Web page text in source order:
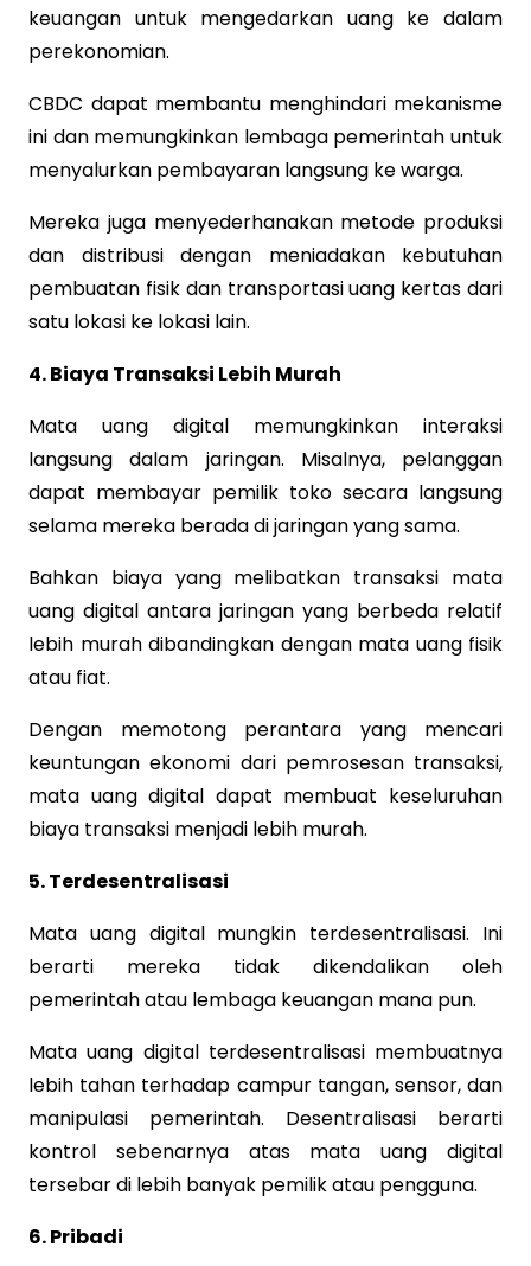
keuangan untuk mengedarkan uang ke dalam
perekonomian.
CBDC dapat membantu menghindari mekanisme
ini dan memungkinkan lembaga pemerintah untuk
menyalurkan pembayaran langsung ke warga.
Mereka juga menyederhanakan metode produksi
dan distribusi dengan meniadakan kebutuhan
pembuatan fisik dan transportasi uang kertas dari
satu lokasi ke lokasi lain.
4. Biaya Transaksi Lebih Murah
Mata uang digital memungkinkan interaksi
langsung dalam jaringan. Misalnya, pelanggan
dapat membayar pemilik toko secara langsung
selama mereka berada di jaringan yang sama.
Bahkan biaya yang melibatkan transaksi mata
uang digital antara jaringan yang berbeda relatif
lebih murah dibandingkan dengan mata uang fisik
atau fiat.
Dengan memotong perantara yang mencari
keuntungan ekonomi dari pemrosesan transaksi,
mata uang digital dapat membuat keseluruhan
biaya transaksi menjadi lebih murah.
5. Terdesentralisasi
Mata uang digital mungkin terdesentralisasi. Ini
berarti mereka tidak dikendalikan oleh
pemerintah atau lembaga keuangan mana pun.
Mata uang digital terdesentralisasi membuatnya
lebih tahan terhadap campur tangan, sensor, dan
manipulasi pemerintah. Desentralisasi berarti
kontrol sebenarnya atas mata uang digital
tersebar di lebih banyak pemilik atau pengguna.
6. Pribadi